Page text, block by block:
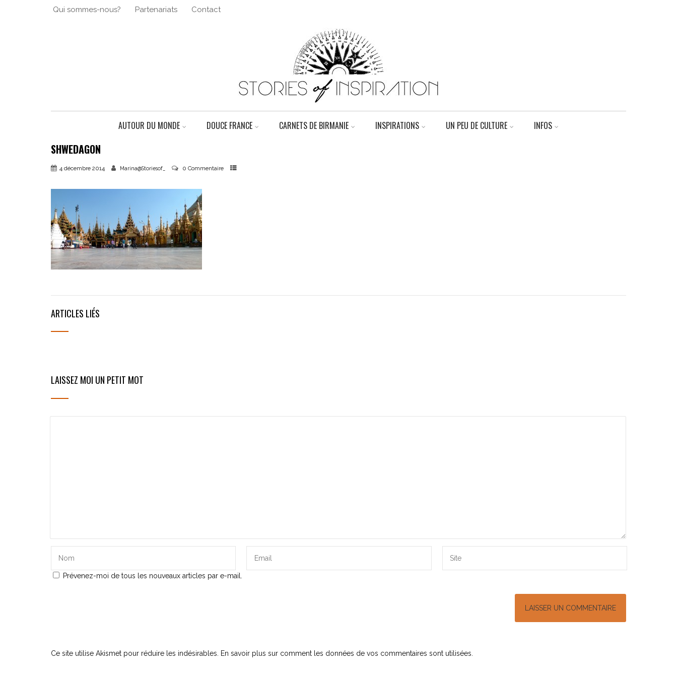
Qui sommes-nous? Partenariats Contact
AUTOUR DU MONDE DOUCE FRANCE CARNETS DE BIRMANIE INSPIRATIONS UN PEU DE CULTURE INFOS
SHWEDAGON
4 décembre 2014 Marina@Storiesof_ 0 Commentaire
ARTICLES LIÉS
LAISSEZ MOI UN PETIT MOT
Prévenez-moi de tous les nouveaux articles par e-mail.
Ce site utilise Akismet pour réduire les indésirables. En savoir plus sur comment les données de vos commentaires sont utilisées